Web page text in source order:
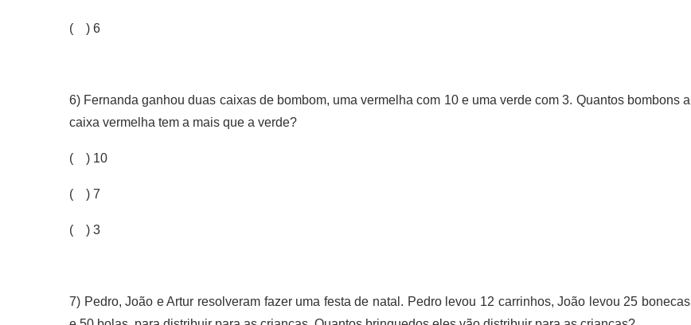
( ) 6
6) Fernanda ganhou duas caixas de bombom, uma vermelha com 10 e uma verde com 3. Quantos bombons a
caixa vermelha tem a mais que a verde?
( ) 10
( ) 7
( ) 3
7) Pedro, João e Artur resolveram fazer uma festa de natal. Pedro levou 12 carrinhos, João levou 25 bonecas